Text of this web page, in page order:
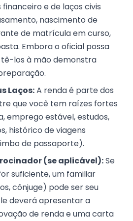
e de laços civis
nascimento de
de matrícula em curso,
Embora o oficial possa
los à mão demonstra
Laços:A renda é parte dos
que você tem raízes fortes
emprego estável, estudos,
histórico de viagens
de passaporte).
(se aplicável):Se
suficiente, um familiar
cônjuge) pode ser seu
deverá apresentar a
de renda e uma carta